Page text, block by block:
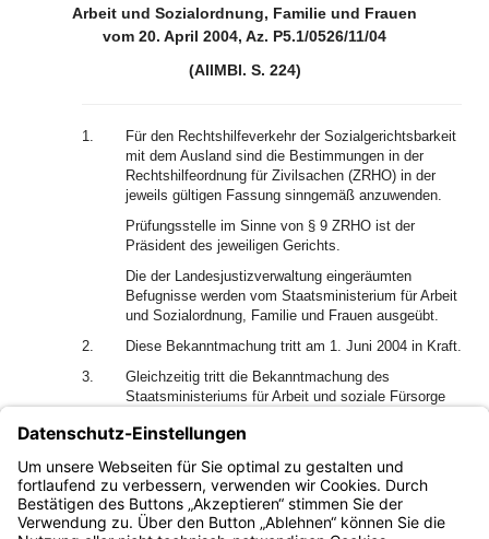
Arbeit und Sozialordnung, Familie und Frauen
vom 20. April 2004, Az. P5.1/0526/11/04
(AllMBl. S. 224)
1.
Für den Rechtshilfeverkehr der Sozialgerichtsbarkeit
mit dem Ausland sind die Bestimmungen in der
Rechtshilfeordnung für Zivilsachen (ZRHO) in der
jeweils gültigen Fassung sinngemäß anzuwenden.
Prüfungsstelle im Sinne von § 9 ZRHO ist der
Präsident des jeweiligen Gerichts.
Die der Landesjustizverwaltung eingeräumten
Befugnisse werden vom Staatsministerium für Arbeit
und Sozialordnung, Familie und Frauen ausgeübt.
2.
Diese Bekanntmachung tritt am 1. Juni 2004 in Kraft.
3.
Gleichzeitig tritt die Bekanntmachung des
Staatsministeriums für Arbeit und soziale Fürsorge
Seitz
Ministerialdirektor